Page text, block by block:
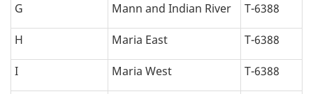
G Mann and Indian River T-6388
H Maria East T-6388
I Maria West T-6388